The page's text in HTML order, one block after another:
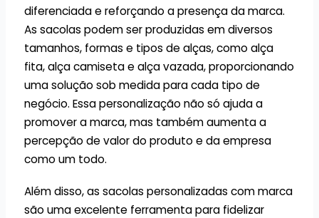
diferenciada e reforçando a presença da marca.
As sacolas podem ser produzidas em diversos
tamanhos, formas e tipos de alças, como alça
fita, alça camiseta e alça vazada, proporcionando
uma solução sob medida para cada tipo de
negócio. Essa personalização não só ajuda a
promover a marca, mas também aumenta a
percepção de valor do produto e da empresa
como um todo.
Além disso, as sacolas personalizadas com marca
são uma excelente ferramenta para fidelizar